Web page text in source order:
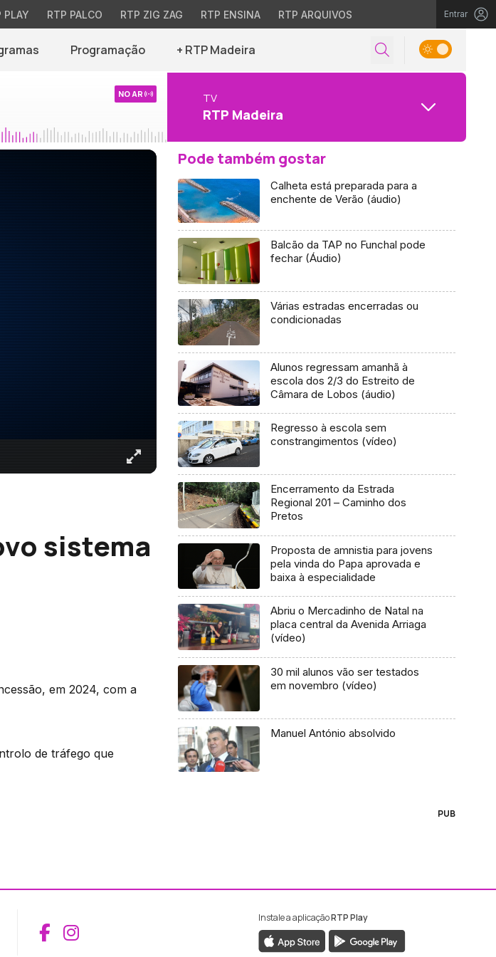
PLAY RTP PALCO RTP ZIG ZAG RTP ENSINA RTP ARQUIVOS Entrar
Programação + RTP Madeira
NO AR TV
RTP Madeira
sistema
em 2024, com a
de tráfego que
Pode também gostar
Calheta está preparada para a
enchente de Verão (áudio)
Balcão da TAP no Funchal pode
fechar (Áudio)
Várias estradas encerradas ou
condicionadas
Alunos regressam amanhã à
escola dos 2/3 do Estreito de
Câmara de Lobos (áudio)
Regresso à escola sem
constrangimentos (vídeo)
Encerramento da Estrada
Regional 201 – Caminho dos
Pretos
Proposta de amnistia para jovens
pela vinda do Papa aprovada e
baixa à especialidade
Abriu o Mercadinho de Natal na
placa central da Avenida Arriaga
(vídeo)
30 mil alunos vão ser testados
em novembro (vídeo)
Manuel António absolvido
PUB
Aceder ao Facebook da RTP Madeira
Aceder ao Instagram da RTP Madeira
Instale a aplicaçãoRTP Play